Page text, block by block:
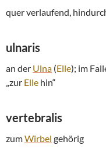
quer verlaufend,
ulnaris
an der Ulna (Elle); im
„zur Elle hin“
vertebralis
zumWirbel gehörig